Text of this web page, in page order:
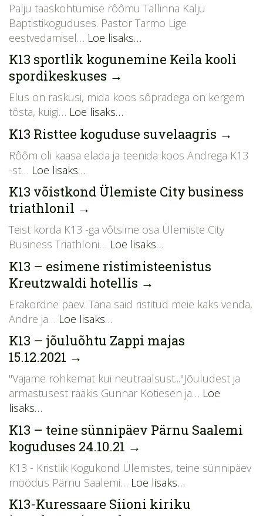
Palju taaskohtumise rôômu Tallinna Kalju
Baptistikoguduses. Pastor Tarmo Lige
eestvedamisel… Loe lisaks…
K13 sportlik kogunemine Keila kooli
spordikeskuses →
Elus on raskusi, mida koos sôpradega on kergem
tôsta, kuigi… Loe lisaks…
K13 Risttee koguduse suvelaagris →
Rôôm oli kaasa elada ja teenida koos Andrega K13
-st… Loe lisaks…
K13 võistkond Ülemiste City business
triathlonil →
Teist korda K13 -ga vôtsime osa Ülemiste City
Business Triathloni… Loe lisaks…
K13 – esimene ristimisteenistus
Kreutzwaldi hotellis →
Erakordne päev. Täna said ristitud meie kaks venda,
Andre ja… Loe lisaks…
K13 – jõuluõhtu Zappi majas
15.12.2021 →
"Vajame rohkemat kui neutraalsust..."Jõuludest ja
armastusest rääkis Gunnar Kotiesen ja… Loe
lisaks…
K13 – teine sünnipäev Pärnu Saalemi
koguduses 24.10.21 →
K13 - Kristlik Kogukond Ülemistes, teine sünnipäev
möödus Pärnu Saalemi… Loe lisaks…
K13-Kuressaare Siioni kiriku